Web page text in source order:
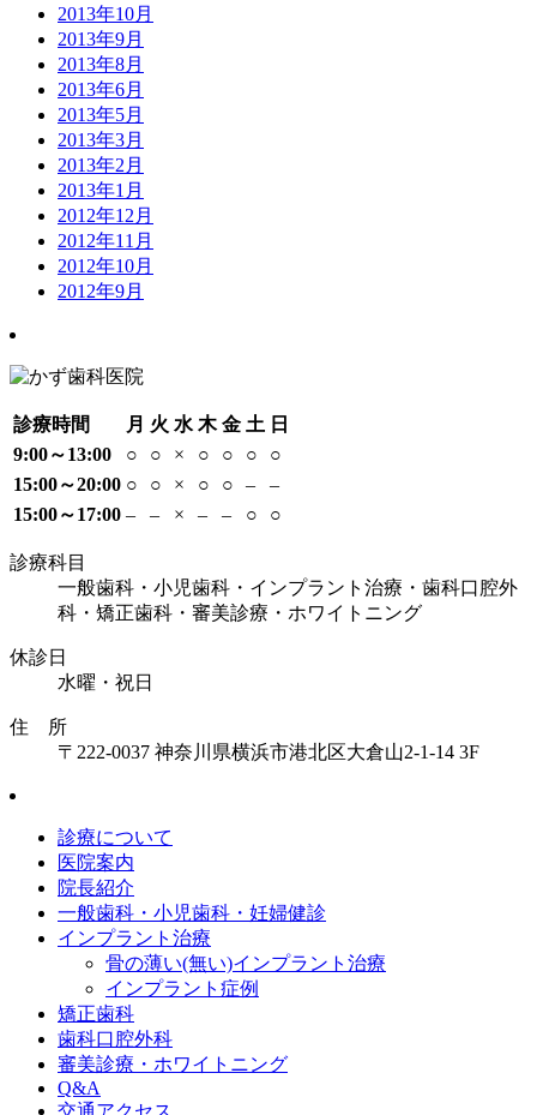
2013年10月
2013年9月
2013年8月
2013年6月
2013年5月
2013年3月
2013年2月
2013年1月
2012年12月
2012年11月
2012年10月
2012年9月
診療時間 月 火 水 木 金 土 日
9:00～13:00
○ ○ × ○ ○ ○
○
15:00～20:00 ○ ○ × ○ ○ –
–
15:00～17:00 – – × – – ○ ○
診療科目
一般歯科・小児歯科・インプラント治療・歯科口腔外
科・矯正歯科・審美診療・ホワイトニング
休診日
水曜・祝日
住 所
〒222-0037 神奈川県横浜市港北区大倉山2-1-14 3F
診療について
医院案内
院長紹介
一般歯科・小児歯科・妊婦健診
インプラント治療
骨の薄い(無い)インプラント治療
インプラント症例
矯正歯科
歯科口腔外科
審美診療・ホワイトニング
Q&A
交通アクセス